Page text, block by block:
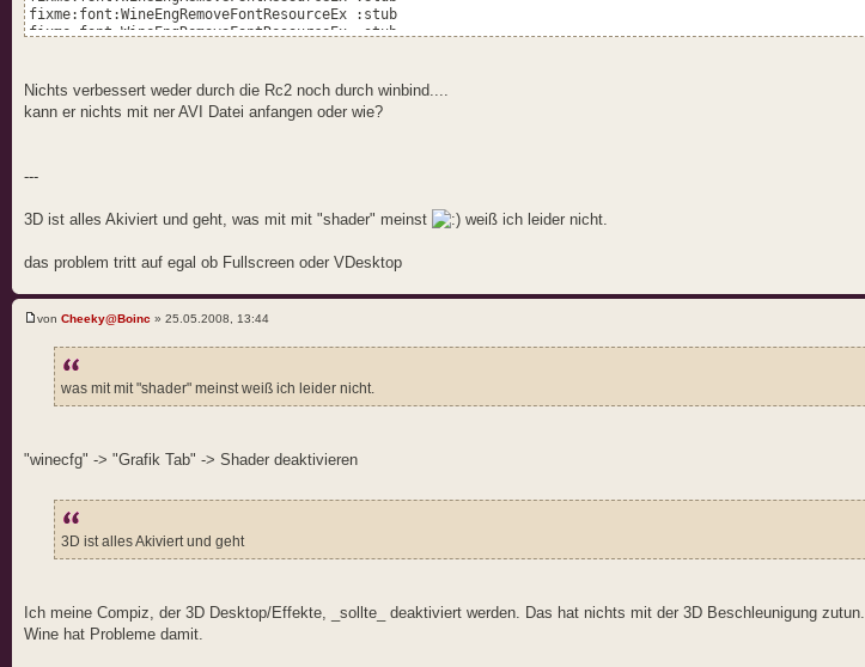
fixme:font:WineEngRemoveFontResourceEx :stub
fixme:font:WineEngRemoveFontResourceEx :stub
fixme:font:WineEngRemoveFontResourceEx :stub
fixme:font:WineEngRemoveFontResourceEx :stub
fixme:font:WineEngRemoveFontResourceEx :stub
fixme:font:WineEngRemoveFontResourceEx :stub
fixme:font:WineEngRemoveFontResourceEx :stub
fixme:font:WineEngRemoveFontResourceEx :stub
fixme:dbghelp:dump_system_info fill in CPU vendorID and feature set
Nichts verbessert weder durch die Rc2 noch durch winbind....
kann er nichts mit ner AVI Datei anfangen oder wie?
---
3D ist alles Akiviert und geht, was mit mit "shader" meinst weiß ich leider nicht.
das problem tritt auf egal ob Fullscreen oder VDesktop
von Cheeky@Boinc » 25.05.2008, 13:44
was mit mit "shader" meinst weiß ich leider nicht.
"winecfg" -> "Grafik Tab" -> Shader deaktivieren
3D ist alles Akiviert und geht
Ich meine Compiz, der 3D Desktop/Effekte, _sollte_ deaktiviert werden. Das hat nichts mit der 3D Beschleunigung zutun.
Wine hat Probleme damit.